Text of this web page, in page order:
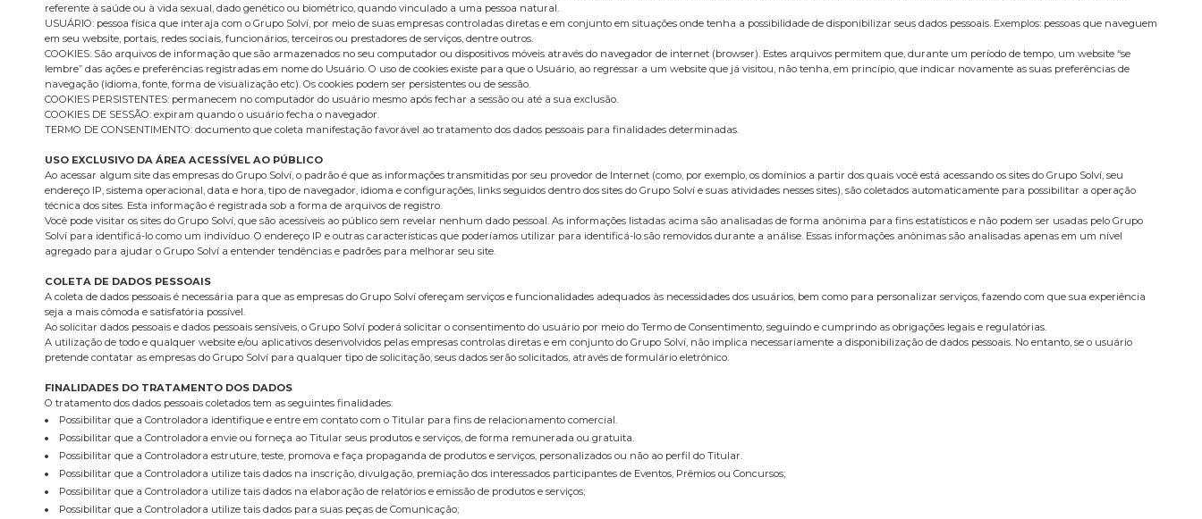
referente à saúde ou à vida sexual, dado genético ou biométrico, quando vinculado a uma pessoa natural.
USUÁRIO: pessoa física que interaja com o Grupo Solví, por meio de suas empresas controladas diretas e em conjunto em situações onde tenha a possibilidade de disponibilizar seus dados pessoais. Exemplos: pessoas que naveguem
em seu website, portais, redes sociais, funcionários, terceiros ou prestadores de serviços, dentre outros.
COOKIES: São arquivos de informação que são armazenados no seu computador ou dispositivos móveis através do navegador de internet (browser). Estes arquivos permitem que, durante um período de tempo, um website “se
lembre” das ações e preferências registradas em nome do Usuário. O uso de cookies existe para que o Usuário, ao regressar a um website que já visitou, não tenha, em princípio, que indicar novamente as suas preferências de
navegação (idioma, fonte, forma de visualização etc). Os cookies podem ser persistentes ou de sessão.
COOKIES PERSISTENTES: permanecem no computador do usuário mesmo após fechar a sessão ou até a sua exclusão.
COOKIES DE SESSÃO: expiram quando o usuário fecha o navegador.
TERMO DE CONSENTIMENTO: documento que coleta manifestação favorável ao tratamento dos dados pessoais para finalidades determinadas.
USO EXCLUSIVO DA ÁREA ACESSÍVEL AO PÚBLICO
Ao acessar algum site das empresas do Grupo Solví, o padrão é que as informações transmitidas por seu provedor de Internet (como, por exemplo, os domínios a partir dos quais você está acessando os sites do Grupo Solví, seu
endereço IP, sistema operacional, data e hora, tipo de navegador, idioma e configurações, links seguidos dentro dos sites do Grupo Solví e suas atividades nesses sites), são coletados automaticamente para possibilitar a operação
técnica dos sites. Esta informação é registrada sob a forma de arquivos de registro.
Você pode visitar os sites do Grupo Solví, que são acessíveis ao público sem revelar nenhum dado pessoal. As informações listadas acima são analisadas de forma anônima para fins estatísticos e não podem ser usadas pelo Grupo
Solví para identificá-lo como um indivíduo. O endereço IP e outras características que poderíamos utilizar para identificá-lo são removidos durante a análise. Essas informações anônimas são analisadas apenas em um nível
agregado para ajudar o Grupo Solví a entender tendências e padrões para melhorar seu site.
COLETA DE DADOS PESSOAIS
A coleta de dados pessoais é necessária para que as empresas do Grupo Solví ofereçam serviços e funcionalidades adequados às necessidades dos usuários, bem como para personalizar serviços, fazendo com que sua experiência
seja a mais cômoda e satisfatória possível.
Ao solicitar dados pessoais e dados pessoais sensíveis, o Grupo Solví poderá solicitar o consentimento do usuário por meio do Termo de Consentimento, seguindo e cumprindo as obrigações legais e regulatórias.
A utilização de todo e qualquer website e/ou aplicativos desenvolvidos pelas empresas controlas diretas e em conjunto do Grupo Solví, não implica necessariamente a disponibilização de dados pessoais. No entanto, se o usuário
pretende contatar as empresas do Grupo Solví para qualquer tipo de solicitação, seus dados serão solicitados, através de formulário eletrônico.
FINALIDADES DO TRATAMENTO DOS DADOS
O tratamento dos dados pessoais coletados tem as seguintes finalidades:
Possibilitar que a Controladora identifique e entre em contato com o Titular para fins de relacionamento comercial.
Possibilitar que a Controladora envie ou forneça ao Titular seus produtos e serviços, de forma remunerada ou gratuita.
Possibilitar que a Controladora estruture, teste, promova e faça propaganda de produtos e serviços, personalizados ou não ao perfil do Titular.
Possibilitar que a Controladora utilize tais dados na inscrição, divulgação, premiação dos interessados participantes de Eventos, Prêmios ou Concursos;
Possibilitar que a Controladora utilize tais dados na elaboração de relatórios e emissão de produtos e serviços;
Possibilitar que a Controladora utilize tais dados para suas peças de Comunicação;